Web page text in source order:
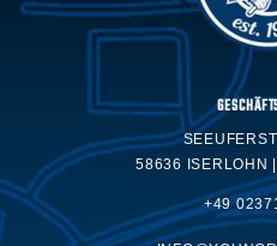
58636 ISERLOHN
+49